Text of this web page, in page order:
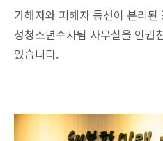
가해자와 피해자 동선이 분리
성청소년수사팀 사무실을 인권
있습니다.